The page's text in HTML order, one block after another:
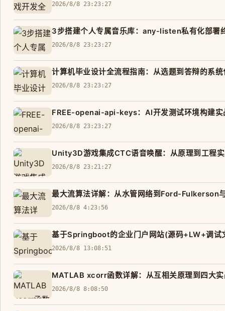
2026/8/8 23:23:27
3步搭建个人专属音乐库：any-listen私有化部署
2026/8/8 23:23:27
计算机毕业设计全流程指南：从选题到答辩的系统
2026/8/8 23:23:27
FREE-openai-api-keys：AI开发测试环境构建实
2026/8/8 23:23:27
Unity3D游戏集成CTC语音唤醒：从原理到工程
2026/8/8 23:21:27
最大流算法详解：从水管网络到Ford-Fulkerson
2026/8/8 4:23:56
基于Springboot的企业门户网站(源码+LW+调试
2026/8/8 13:08:51
MATLAB xcorr函数详解：从互相关原理到四大
2026/8/8 8:08:50